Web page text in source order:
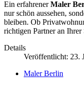
Ein erfahrenerMaler
nur schön aussehen,
bleiben. Ob
richtigen Partner an
Details
Veröffentlicht: 23.
Maler Berlin